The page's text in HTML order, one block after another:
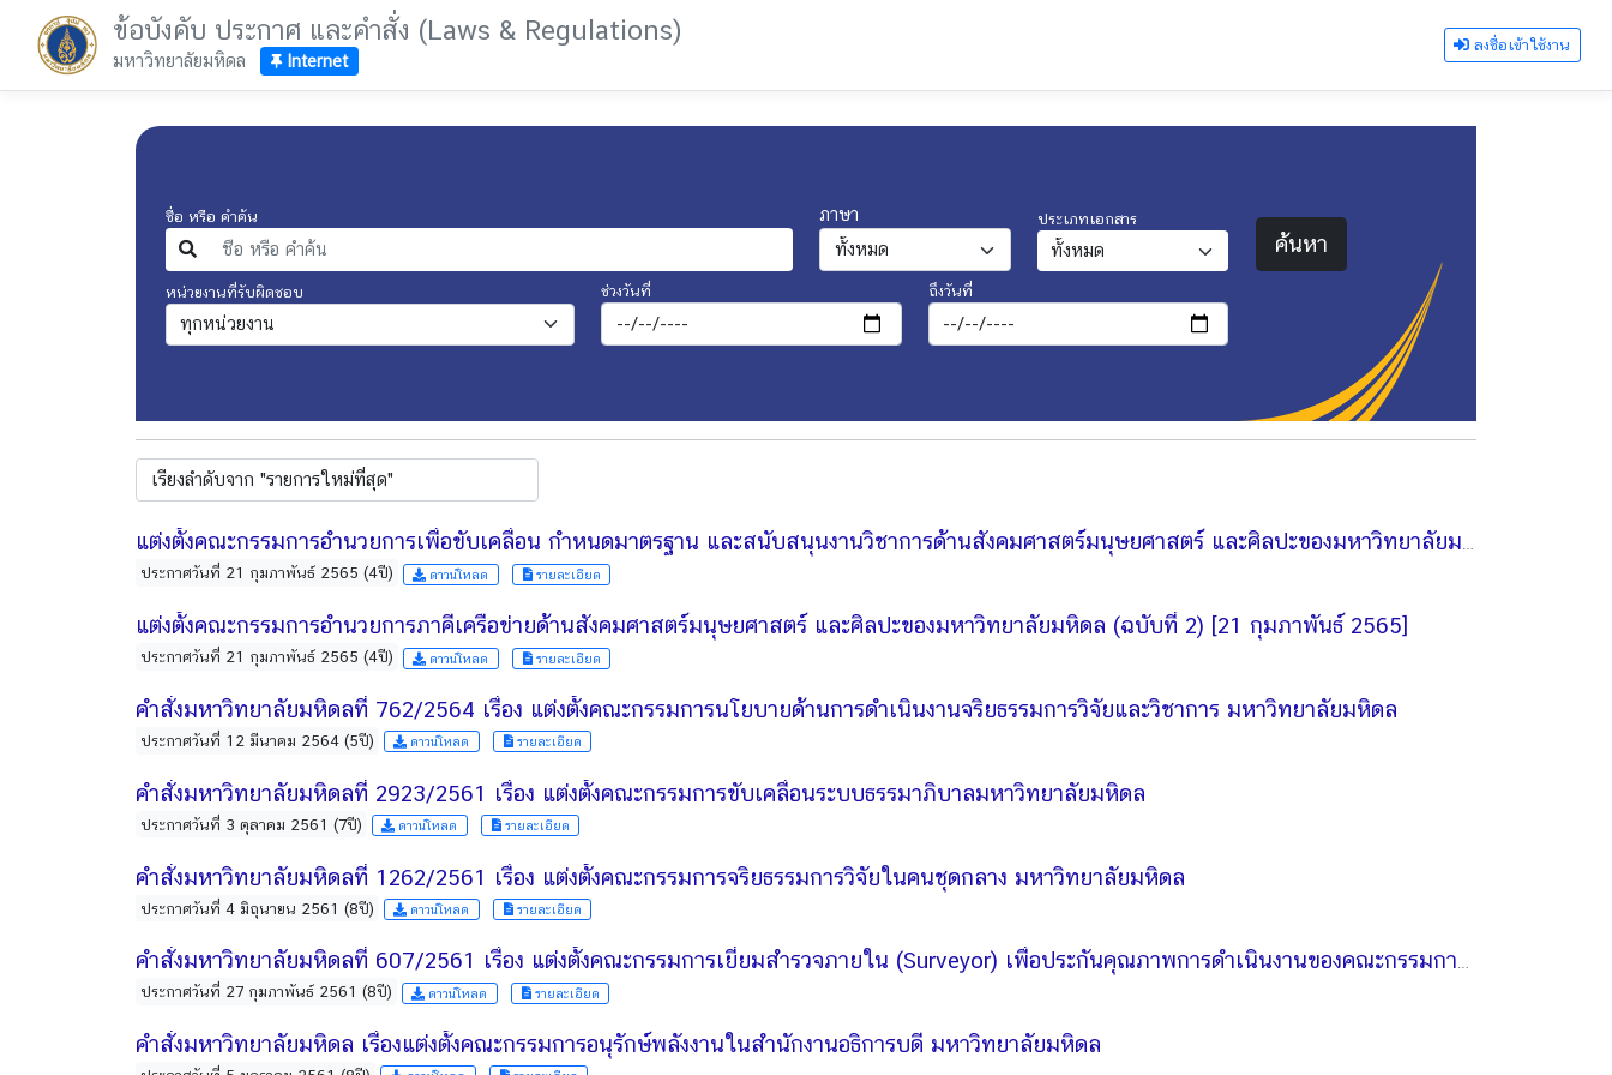
ข้อบังคับ ประกาศ และคำสั่ง (Laws & Regulations)
มหาวิทยาลัยมหิดล Internet
ลงชื่อเข้าใช้งาน
ชื่อ หรือ คำค้น ภาษา ประเภทเอกสาร
ค้นหา
หน่วยงานที่รับผิดชอบ ช่วงวันที่ ถึงวันที่
แต่งตั้งคณะกรรมการอำนวยการเพื่อขับเคลื่อน กำหนดมาตรฐาน และสนับสนุนงานวิชาการด้านสังคมศาสตร์มนุษยศาสตร์ และศิลปะของมหาวิทยาลัยมหิดล (ฉบับที่ 2) [21 กุมภาพันธ์ 2565]
ประกาศวันที่ 21 กุมภาพันธ์ 2565 (4ปี) ดาวน์โหลด รายละเอียด
แต่งตั้งคณะกรรมการอำนวยการภาคีเครือข่ายด้านสังคมศาสตร์มนุษยศาสตร์ และศิลปะของมหาวิทยาลัยมหิดล (ฉบับที่ 2) [21 กุมภาพันธ์ 2565]
ประกาศวันที่ 21 กุมภาพันธ์ 2565 (4ปี) ดาวน์โหลด รายละเอียด
คำสั่งมหาวิทยาลัยมหิดลที่ 762/2564 เรื่อง แต่งตั้งคณะกรรมการนโยบายด้านการดำเนินงานจริยธรรมการวิจัยและวิชาการ มหาวิทยาลัยมหิดล
ประกาศวันที่ 12 มีนาคม 2564 (5ปี) ดาวน์โหลด รายละเอียด
คำสั่งมหาวิทยาลัยมหิดลที่ 2923/2561 เรื่อง แต่งตั้งคณะกรรมการขับเคลื่อนระบบธรรมาภิบาลมหาวิทยาลัยมหิดล
ประกาศวันที่ 3 ตุลาคม 2561 (7ปี) ดาวน์โหลด รายละเอียด
คำสั่งมหาวิทยาลัยมหิดลที่ 1262/2561 เรื่อง แต่งตั้งคณะกรรมการจริยธรรมการวิจัยในคนชุดกลาง มหาวิทยาลัยมหิดล
ประกาศวันที่ 4 มิถุนายน 2561 (8ปี) ดาวน์โหลด รายละเอียด
ประกาศวันที่ 27 กุมภาพันธ์ 2561 (8ปี) ดาวน์โหลด รายละเอียด
คำสั่งมหาวิทยาลัยมหิดล เรื่องแต่งตั้งคณะกรรมการอนุรักษ์พลังงานในสำนักงานอธิการบดี มหาวิทยาลัยมหิดล